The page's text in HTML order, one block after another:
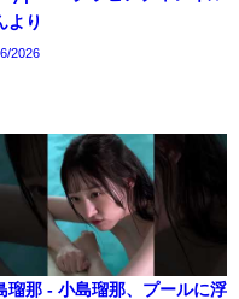
より
2026
瑠那 - 小島瑠那、プールに浮